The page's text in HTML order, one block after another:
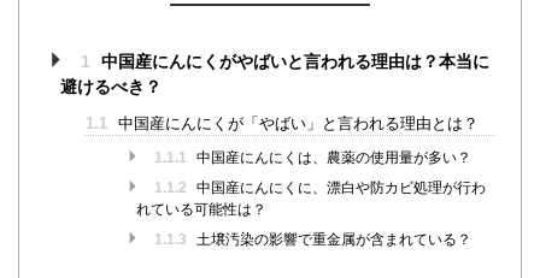
1
中国産にんにくがやばいと言われる理由は？本当に
避けるべき？
1.1 中国産にんにくが「やばい」と言われる理由とは？
1.1.1
中国産にんにくは、農薬の使用量が多い？
1.1.2
中国産にんにくに、漂白や防カビ処理が行わ
れている可能性は？
1.1.3
土壌汚染の影響で重金属が含まれている？